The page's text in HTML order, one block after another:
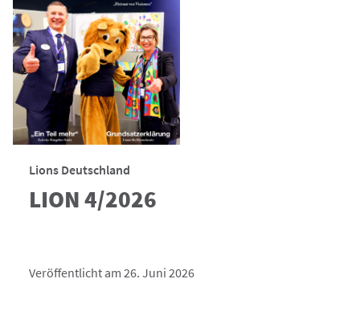
Lions Deutschland
LION 4/2026
Veröffentlicht am 26. Juni 2026